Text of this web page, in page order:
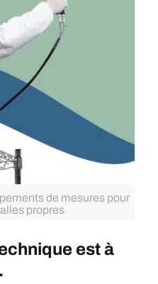
de mesures pour
propres
est à